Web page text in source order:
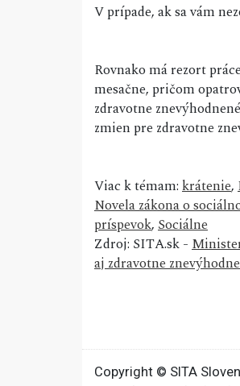
V prípade, ak sa vám
Rovnako má rezort
mesačne, pričom
zdravotne
zmien pre zdravotne
Viac k témam:krátenie,
Novela zákona o
príspevok,Sociálne
Zdroj: SITA.sk -
aj zdravotne
Copyright © SITA